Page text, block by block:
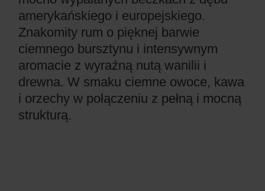
amerykańskiego i europejskiego.
Znakomity rum o pięknej barwie
ciemnego bursztynu i intensywnym
aromacie z wyraźną nutą wanilii i
drewna. W smaku ciemne owoce, kawa
i orzechy w połączeniu z pełną i mocną
strukturą.